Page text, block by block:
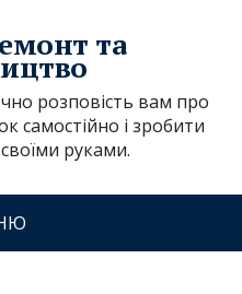
та
розповість вам про
самостійно і зробити
руками.